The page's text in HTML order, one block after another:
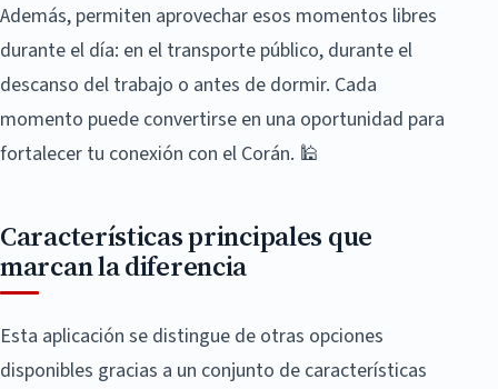
Además, permiten aprovechar esos momentos libres
durante el día: en el transporte público, durante el
descanso del trabajo o antes de dormir. Cada
momento puede convertirse en una oportunidad para
fortalecer tu conexión con el Corán. 🕌
Características principales que
marcan la diferencia
Esta aplicación se distingue de otras opciones
disponibles gracias a un conjunto de características